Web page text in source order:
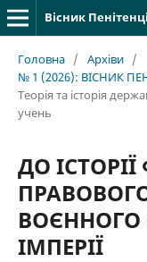
Вісник
Головна / Архіви /
№ 1 (2026): ВІСНИК
Теорія та історія
учень
ДО
ВОЄННОГО
ІМПЕРІЇ